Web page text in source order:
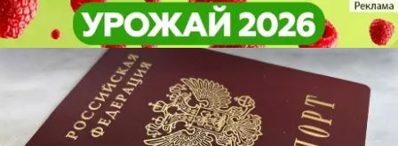
17-летняя пензячка извинилась
за то, что сожгла паспорт
Из жизни
17-летняя пензячка извинилась
за то, что сожгла паспорт
Из жизни
Другие новости по
теме
Погода и курсы
валют в Пензе